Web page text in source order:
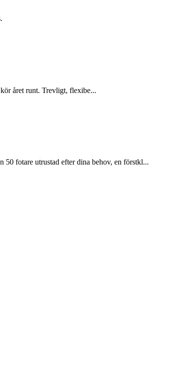
året runt. Trevligt, flexibe...
fotare utrustad efter dina behov, en förstkl...